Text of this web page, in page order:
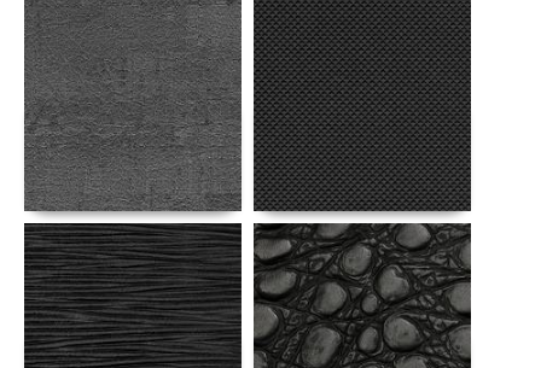
Αναλυτικά Αναλυτικά